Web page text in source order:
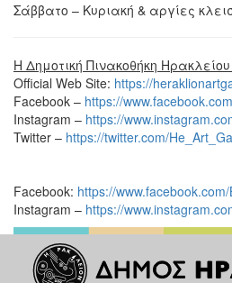
Σάββατο – Κυριακή & αργίες
Η Δημοτική Πινακοθήκη Ηρακλείου
Official Web Site: https://
Facebook – https://
Instagram – https://
Twitter – https://twitter.com/
Facebook: https://
Instagram – https://